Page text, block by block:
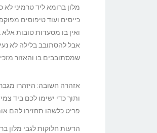
מלון ברומא ליד טרמיני
כייסים ועוד טיפוסים
ואין בו מסעדות טובות
אבל להסתובב בלילה לא
שמסתובבים בו והאזור
אזהרה חשובה: היזהרו
ותוך כדי ישימו לכם ביד
פריט כלשהו תחזירו להם
הדעות חלוקות לגבי מלון